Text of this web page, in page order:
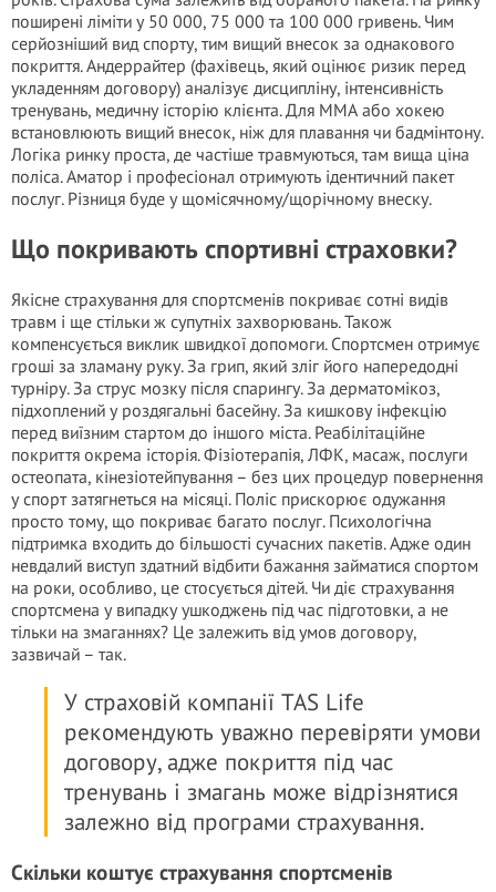
поширені ліміти у 50 000, 75 000 та 100 000 гривень. Чим
серйозніший вид спорту, тим вищий внесок за однакового
покриття. Андеррайтер (фахівець, який оцінює ризик перед
укладенням договору) аналізує дисципліну, інтенсивність
тренувань, медичну історію клієнта. Для ММА або хокею
встановлюють вищий внесок, ніж для плавання чи бадмінтону.
Логіка ринку проста, де частіше травмуються, там вища ціна
поліса. Аматор і професіонал отримують ідентичний пакет
послуг. Різниця буде у щомісячному/щорічному внеску.
Що покривають спортивні страховки?
Якісне страхування для спортсменів покриває сотні видів
травм і ще стільки ж супутніх захворювань. Також
компенсується виклик швидкої допомоги. Спортсмен отримує
гроші за зламану руку. За грип, який зліг його напередодні
турніру. За струс мозку після спарингу. За дерматомікоз,
підхоплений у роздягальні басейну. За кишкову інфекцію
перед виїзним стартом до іншого міста. Реабілітаційне
покриття окрема історія. Фізіотерапія, ЛФК, масаж, послуги
остеопата, кінезіотейпування – без цих процедур повернення
у спорт затягнеться на місяці. Поліс прискорює одужання
просто тому, що покриває багато послуг. Психологічна
підтримка входить до більшості сучасних пакетів. Адже один
невдалий виступ здатний відбити бажання займатися спортом
на роки, особливо, це стосується дітей. Чи діє страхування
спортсмена у випадку ушкоджень під час підготовки, а не
тільки на змаганнях? Це залежить від умов договору,
зазвичай – так.
У страховій компанії TAS Life
рекомендують уважно перевіряти умови
договору, адже покриття під час
тренувань і змагань може відрізнятися
залежно від програми страхування.
Скільки коштує страхування спортсменів